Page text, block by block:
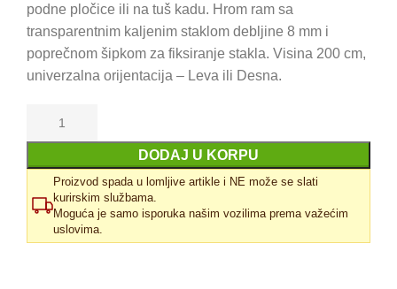
17.470,00 RSD.
podne pločice ili na tuš kadu. Hrom ram sa
transparentnim kaljenim staklom debljine 8 mm i
poprečnom šipkom za fiksiranje stakla. Visina 200 cm,
univerzalna orijentacija – Leva ili Desna.
DODAJ U KORPU
Proizvod spada u lomljive artikle i NE može se slati
kurirskim službama.
Moguća je samo isporuka našim vozilima prema važećim
uslovima.